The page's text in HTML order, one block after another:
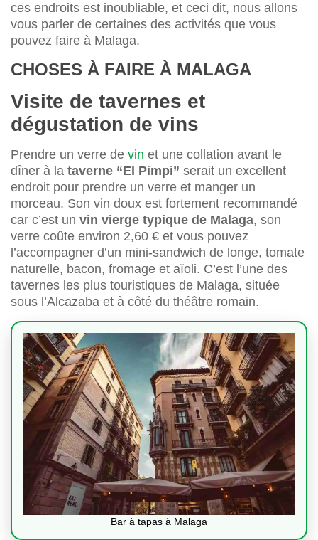
ces endroits est inoubliable, et ceci dit, nous allons
vous parler de certaines des activités que vous
pouvez faire à Malaga.
CHOSES À FAIRE À MALAGA
Visite de tavernes et
dégustation de vins
Prendre un verre de vin et une collation avant le
dîner à la taverne “El Pimpi” serait un excellent
endroit pour prendre un verre et manger un
morceau. Son vin doux est fortement recommandé
car c’est un vin vierge typique de Malaga, son
verre coûte environ 2,60 € et vous pouvez
l’accompagner d’un mini-sandwich de longe, tomate
naturelle, bacon, fromage et aïoli. C’est l’une des
tavernes les plus touristiques de Malaga, située
sous l’Alcazaba et à côté du théâtre romain.
Bar à tapas à Malaga